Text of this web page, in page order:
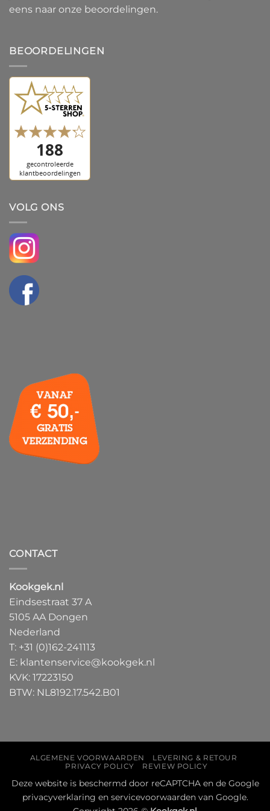
eens naar onze beoordelingen.
BEOORDELINGEN
VOLG ONS
CONTACT
Kookgek.nl
Eindsestraat 37 A
5105 AA Dongen
Nederland
T: +31 (0)162-241113
E: klantenservice@kookgek.nl
KVK: 17223150
BTW: NL8192.17.542.B01
ALGEMENE VOORWAARDEN
LEVERING & RETOUR
PRIVACY POLICY
REVIEW POLICY
Deze website is beschermd door reCAPTCHA en de Google
privacyverklaring en servicevoorwaardenvan Google.